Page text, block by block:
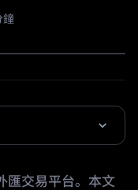
鐘
匯交易平台。本文